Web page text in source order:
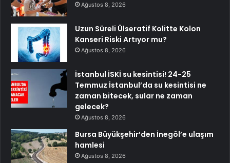
Ağustos 8, 2026
Uzun Süreli Ülseratif Kolitte Kolon
Kanseri Riski Artıyor mu?
Ağustos 8, 2026
İstanbul İSKİ su kesintisi! 24-25
Temmuz İstanbul’da su kesintisi ne
zaman bitecek, sular ne zaman
gelecek?
Ağustos 8, 2026
Bursa Büyükşehir’den İnegöl’e ulaşım
hamlesi
Ağustos 8, 2026